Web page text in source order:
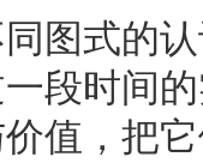
式的认
段时间
值，把